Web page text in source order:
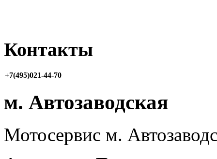
Контакты
+7(495)021-44-70
м. Автозаводская
Мотосервис м.